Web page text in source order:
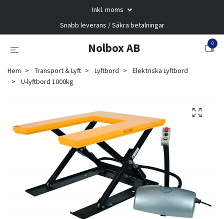
Inkl. moms
Snabb leverans / Säkra betalningar
Nolbox AB 0
Hem Transport & Lyft Lyftbord
Elektriska Lyftbord
U-lyftbord 1000kg